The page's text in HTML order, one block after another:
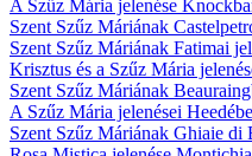
A Szűz Mária jelenése
Szent Szűz Máriának
Szent Szűz Máriának Fatimai
Krisztus és a Szűz Mária
Szent Szűz Máriának
A Szűz Mária jelenései
Szent Szűz Máriának Ghiaie di